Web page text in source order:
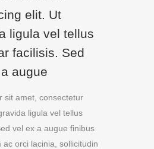
elit. Ut
ligula vel tellus
facilisis. Sed
augue
sit amet, consectetur
ligula vel tellus
vel ex a augue finibus
ac orci lacinia, sollicitudin